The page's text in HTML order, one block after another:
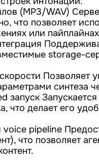
(MP3/WAV)
что позволяет
или
storage-
Позволяет
синтеза
запуск
что делает его
voice pipeline
что позволяет